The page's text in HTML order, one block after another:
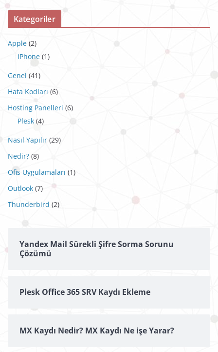
Kategoriler
Apple (2)
iPhone (1)
Genel (41)
Hata Kodları (6)
Hosting Panelleri (6)
Plesk (4)
Nasıl Yapılır (29)
Nedir? (8)
Ofis Uygulamaları (1)
Outlook (7)
Thunderbird (2)
Yandex Mail Sürekli Şifre Sorma Sorunu
Çözümü
Plesk Office 365 SRV Kaydı Ekleme
MX Kaydı Nedir? MX Kaydı Ne işe Yarar?